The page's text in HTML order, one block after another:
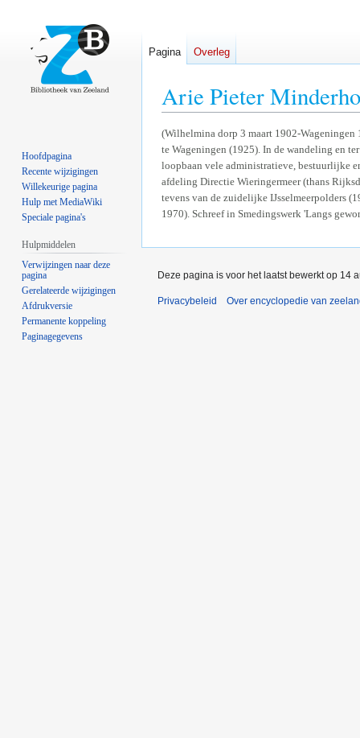
Arie Pieter
Naar
navigatie
springen
Naar
zoeken
springen
(Wilhelmina dorp 3 maart 1902-
te Wageningen (1925). In de wandeling en
loopbaan vele administratieve, bestuurlijke
afdeling Directie Wieringermeer (thans
tevens van de zuidelijke IJsselmeerpolders
1970). Schreef in Smedingswerk 'Langs
Pagina Overleg
Hoofdpagina
Recente wijzigingen
Willekeurige pagina
Hulp met MediaWiki
Speciale pagina's
Hulpmiddelen
Verwijzingen naar deze
pagina
Gerelateerde wijzigingen
Afdrukversie
Permanente koppeling
Paginagegevens
Deze pagina is voor het laatst bewerkt op 14
Privacybeleid Over encyclopedie van